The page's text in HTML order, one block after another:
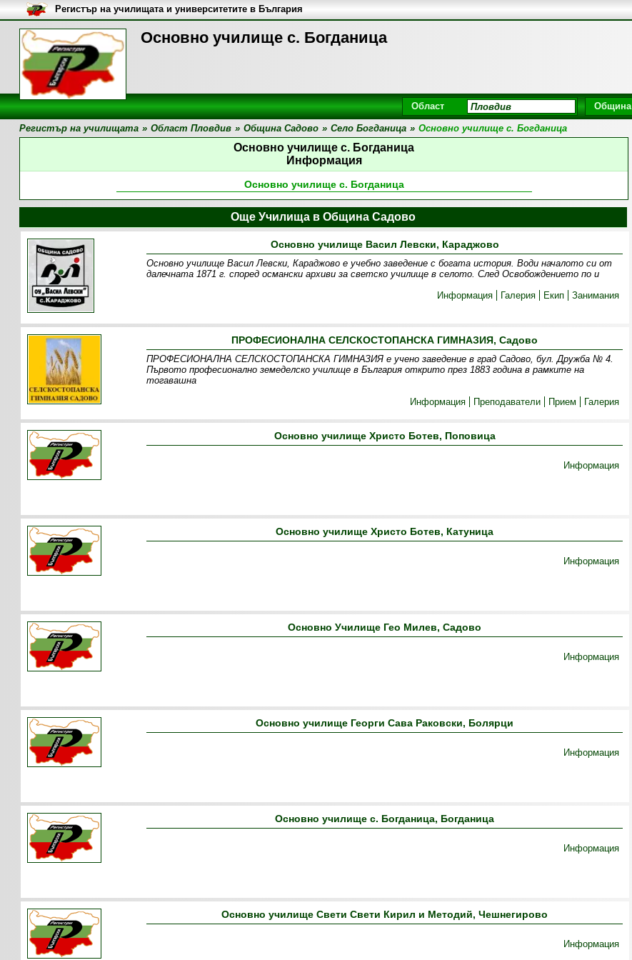
Основно училище с. Богданица
Регистър на училищата и университетите в България
Област Община
Регистър на училищата » Област Пловдив » Община Садово » Село Богданица » Основно училище с. Богданица
Основно училище с. Богданица
Информация
Основно училище с. Богданица
Още Училища в Община Садово
Основно училище Васил Левски, Караджово
Основно училище Васил Левски, Караджово е учебно заведение с богата история. Води началото си от
далечната 1871 г. според османски архиви за светско училище в селото. След Освобождението по и
Информация
Галерия Екип Занимания
ПРОФЕСИОНАЛНА СЕЛСКОСТОПАНСКА ГИМНАЗИЯ, Садово
ПРОФЕСИОНАЛНА СЕЛСКОСТОПАНСКА ГИМНАЗИЯ е учено заведение в град Садово, бул. Дружба № 4.
Първото професионално земеделско училище в България открито през 1883 година в рамките на
тогавашна
Информация
Преподаватели Прием Галерия
Основно училище Христо Ботев, Поповица
Информация
Основно училище Христо Ботев, Катуница
Информация
Основно Училище Гео Милев, Садово
Информация
Основно училище Георги Сава Раковски, Болярци
Информация
Основно училище с. Богданица, Богданица
Информация
Основно училище Свети Свети Кирил и Методий, Чешнегирово
Информация